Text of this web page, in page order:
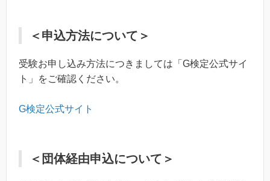
＜申込方法について＞
受験お申し込み方法につきましては「G検定公式サイ
ト」をご確認ください。
G検定公式サイト
＜団体経由申込について＞